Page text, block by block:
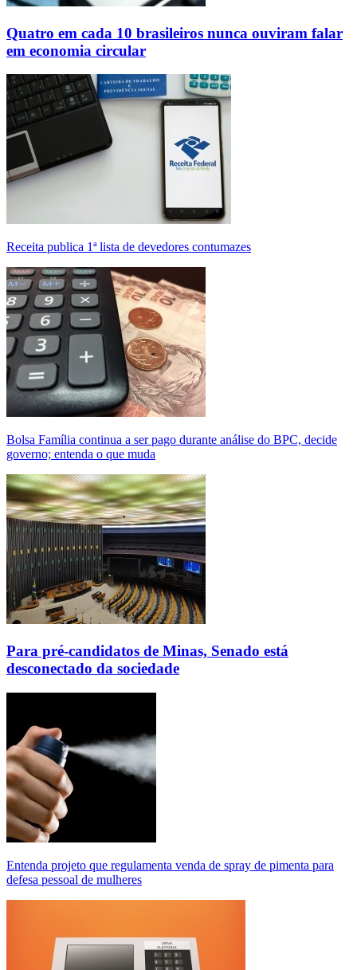
Quatro em cada 10 brasileiros nunca ouviram falar
em economia circular
Receita publica 1ª lista de devedores contumazes
Bolsa Família continua a ser pago durante análise do BPC, decide
governo; entenda o que muda
Para pré-candidatos de Minas, Senado está
desconectado da sociedade
Entenda projeto que regulamenta venda de spray de pimenta para
defesa pessoal de mulheres